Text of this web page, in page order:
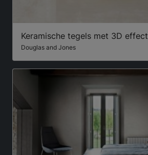
Keramische tegels met 3D effect
Douglas and Jones